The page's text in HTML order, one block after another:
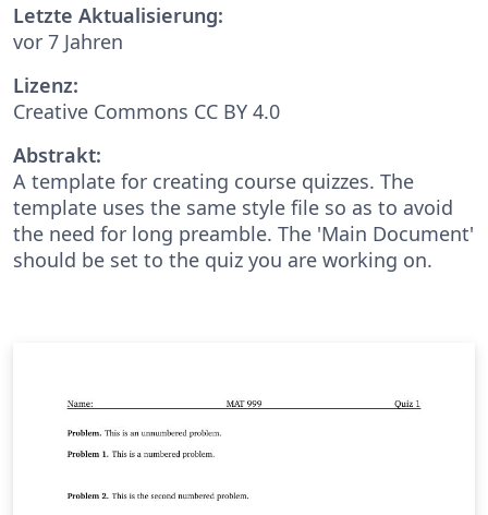
Letzte Aktualisierung:
vor 7 Jahren
Lizenz:
Creative Commons CC BY 4.0
Abstrakt:
A template for creating course quizzes. The
template uses the same style file so as to avoid
the need for long preamble. The 'Main Document'
should be set to the quiz you are working on.